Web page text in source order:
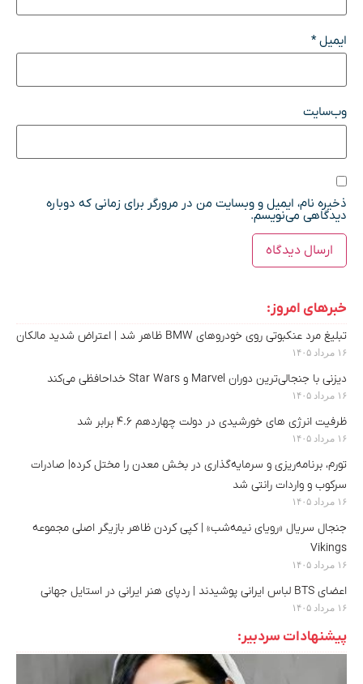
ایمیل*
وب‌سایت
ذخیره نام، ایمیل و وبسایت من در مرورگر برای زمانی که دوباره
دیدگاهی می‌نویسم.
خبرهای امروز:
تبلیغ مرد عنکبوتی روی خودروهای BMW ظاهر شد | اعتراض شدید مالکان
۱۶ مرداد ۱۴۰۵
دیزنی با جنجالی‌ترین دوران Marvel و Star Wars خداحافظی می‌کند
۱۶ مرداد ۱۴۰۵
ظرفیت انرژی های خورشیدی در دولت چهاردهم ۴.۶ برابر شد
۱۶ مرداد ۱۴۰۵
تورم، برنامه‌ریزی و سرمایه‌گذاری در بخش معدن را مختل کرده| صادرات
سرکوب و واردات رانتی شد
۱۶ مرداد ۱۴۰۵
جنجال سریال «رویای نیمه‌شب» | کپی کردن ظاهر بازیگر اصلی مجموعه
Vikings
۱۶ مرداد ۱۴۰۵
اعضای BTS لباس ایرانی پوشیدند | ردپای هنر ایرانی در استایل جهانی
۱۶ مرداد ۱۴۰۵
پیشنهادات سردبیر: